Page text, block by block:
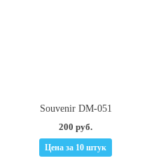
Souvenir DM-051
200 руб.
Цена за 10 штук